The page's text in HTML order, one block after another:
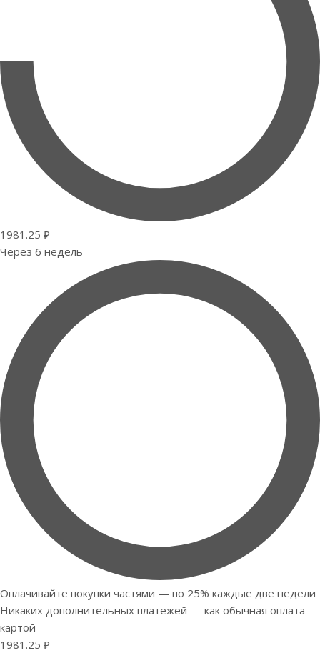
1981.25 ₽
Через 6 недель
Оплачивайте покупки частями — по 25% каждые две недели
Никаких дополнительных платежей — как обычная оплата
картой
1981.25 ₽